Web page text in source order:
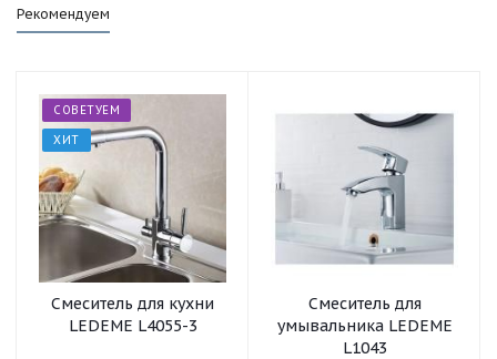
Рекомендуем
СОВЕТУЕМ
ХИТ
Смеситель для кухни
LEDEME L4055-3
Смеситель для
умывальника LEDEME
L1043